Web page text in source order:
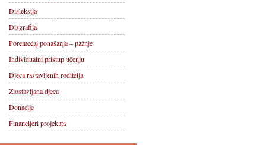
Disleksija
Disgrafija
Poremećaj ponašanja – pažnje
Individualni pristup učenju
Djeca rastavljenih roditelja
Zlostavljana djeca
Donacije
Financijeri projekata